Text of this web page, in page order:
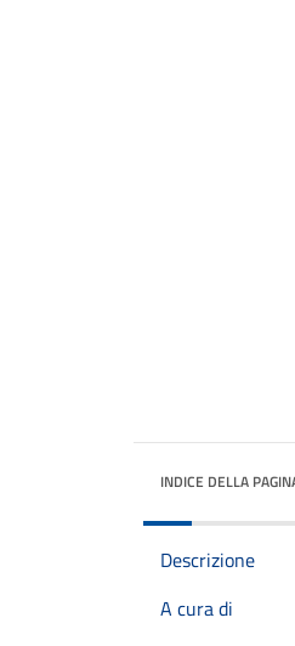
INDICE DELLA
Descrizione
A cura di